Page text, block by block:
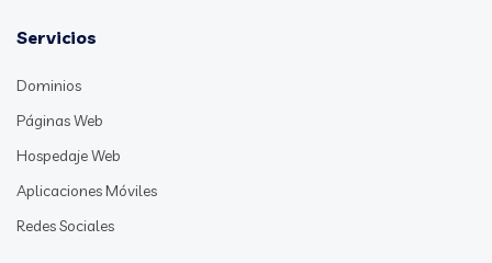
Servicios
Dominios
Páginas Web
Hospedaje Web
Aplicaciones Móviles
Redes Sociales